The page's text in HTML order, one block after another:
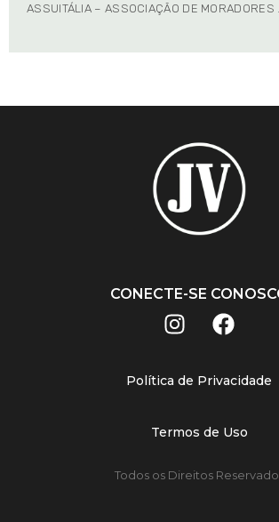
ASSUITÁLIA – ASSOCIAÇÃO DE MORADORES …
CONECTE-SE
Política de Privacidade
Termos de Uso
Todos os Direitos